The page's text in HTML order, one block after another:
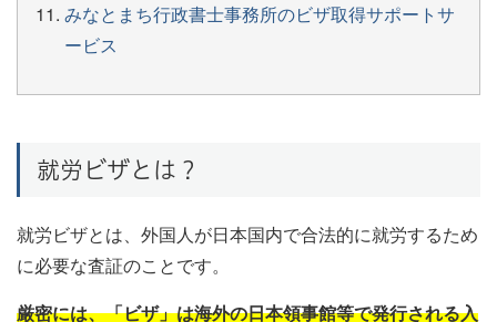
みなとまち行政書士事務所のビザ取得サポートサ
ービス
就労ビザとは？
就労ビザとは、外国人が日本国内で合法的に就労するため
に必要な査証のことです。
厳密には、「ビザ」は海外の日本領事館等で発行される入